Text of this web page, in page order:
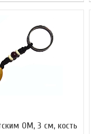
ОМ, 3 см, кость